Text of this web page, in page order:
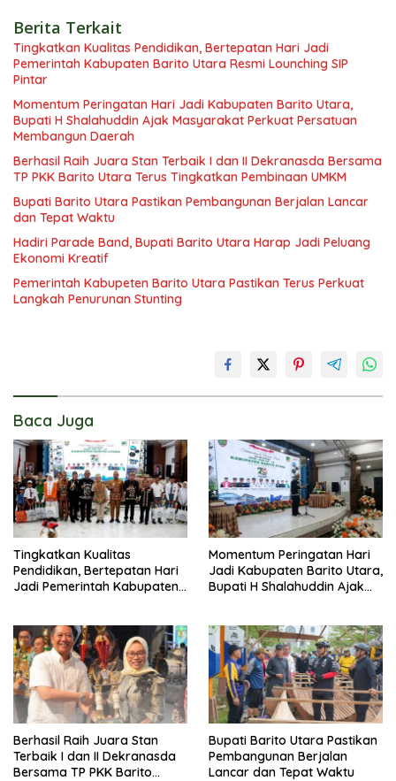
Berita Terkait
Tingkatkan Kualitas Pendidikan, Bertepatan Hari Jadi
Pemerintah Kabupaten Barito Utara Resmi Lounching SIP
Pintar
Momentum Peringatan Hari Jadi Kabupaten Barito Utara,
Bupati H Shalahuddin Ajak Masyarakat Perkuat Persatuan
Membangun Daerah
Berhasil Raih Juara Stan Terbaik I dan II Dekranasda Bersama
TP PKK Barito Utara Terus Tingkatkan Pembinaan UMKM
Bupati Barito Utara Pastikan Pembangunan Berjalan Lancar
dan Tepat Waktu
Hadiri Parade Band, Bupati Barito Utara Harap Jadi Peluang
Ekonomi Kreatif
Pemerintah Kabupeten Barito Utara Pastikan Terus Perkuat
Langkah Penurunan Stunting
Baca Juga
Tingkatkan Kualitas
Pendidikan, Bertepatan Hari
Jadi Pemerintah Kabupaten
Momentum Peringatan Hari
Jadi Kabupaten Barito Utara,
Bupati H Shalahuddin Ajak
Daerah
Berhasil Raih Juara Stan
Terbaik I dan II Dekranasda
Bersama TP PKK Barito
Bupati Barito Utara Pastikan
Pembangunan Berjalan
Lancar dan Tepat Waktu